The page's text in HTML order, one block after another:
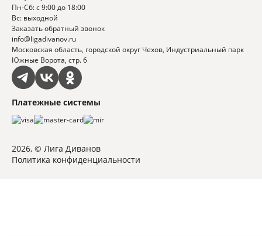
Пн-Сб: с 9:00 до 18:00
Вс: выходной
Заказать обратный звонок
info@ligadivanov.ru
Московская область, городской округ Чехов, Индустриальный парк
Южные Ворота, стр. 6
Платежные системы
2026, © Лига Диванов
Политика конфиденциальности